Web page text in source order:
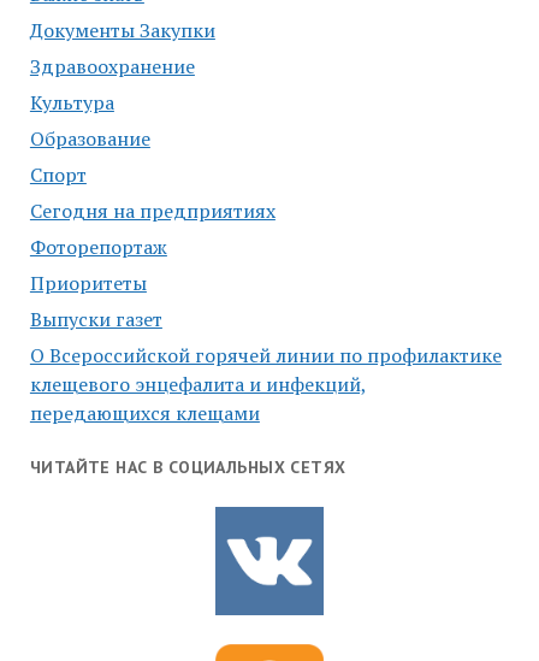
Документы Закупки
Здравоохранение
Культура
Образование
Спорт
Сегодня на предприятиях
Фоторепортаж
Приоритеты
Выпуски газет
О Всероссийской горячей линии по профилактике
клещевого энцефалита и инфекций,
передающихся клещами
ЧИТАЙТЕ НАС В СОЦИАЛЬНЫХ СЕТЯХ